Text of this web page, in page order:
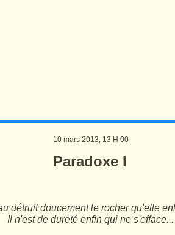
10 mars 2013, 13 H 00
Paradoxe I
détruit doucement le rocher qu'elle
Il n'est de dureté enfin qui ne s'efface...